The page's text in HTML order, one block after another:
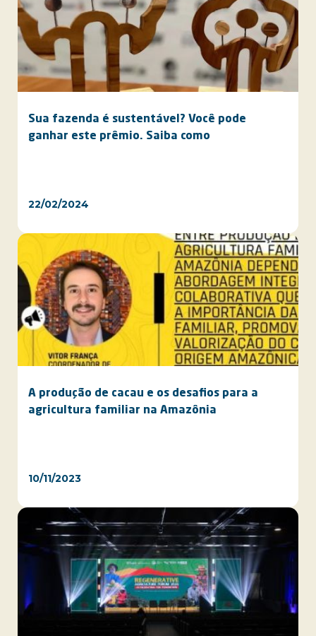
Sua fazenda é sustentável? Você pode
ganhar este prêmio. Saiba como
22/02/2024
A produção de cacau e os desafios para a
agricultura familiar na Amazônia
10/11/2023